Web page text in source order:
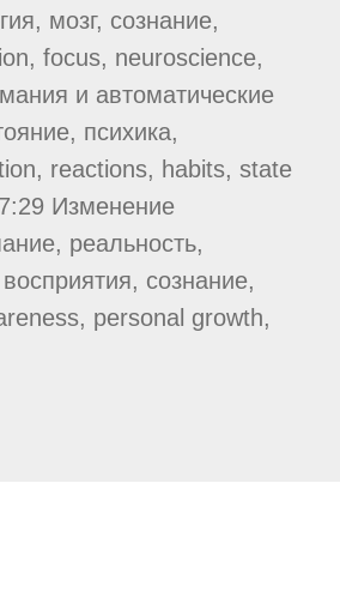
мозг, сознание,
focus, neuroscience,
и автоматические
психика,
reactions, habits, state
Изменение
реальность,
сознание,
personal growth,